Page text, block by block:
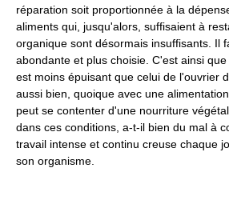
réparation soit proportionnée à la
aliments qui, jusqu'alors, suffisaient à
organique sont désormais insuffisants. Il
abondante et plus choisie. C'est ainsi
est moins épuisant que celui de l'ouvrier
aussi bien, quoique avec une
peut se contenter d'une nourriture
dans ces conditions, a-t-il bien du mal à
travail intense et continu creuse chaque
son organisme.